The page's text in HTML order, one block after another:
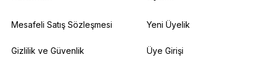
Mesafeli Satış Sözleşmesi
Gizlilik ve Güvenlik
Yeni Üyelik
Üye Girişi